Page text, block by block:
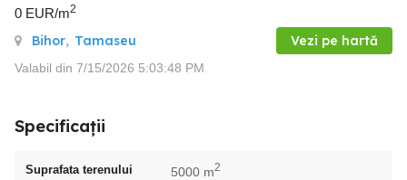
0 EUR/m2
Bihor, Tamaseu Vezi pe hartă
Valabil din 7/15/2026 5:03:48 PM
Specificații
Suprafata terenului 5000 m2